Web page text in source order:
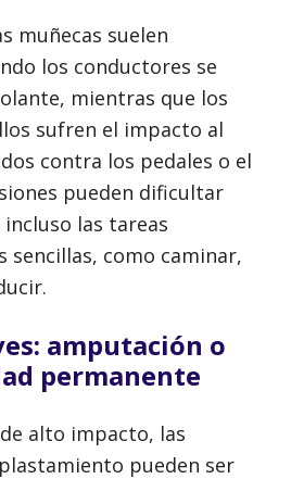
muñecas suelen
los conductores se
mientras que los
sufren el impacto al
contra los pedales o el
pueden dificultar
las tareas
sencillas, como caminar,
amputación o
permanente
alto impacto, las
pueden ser